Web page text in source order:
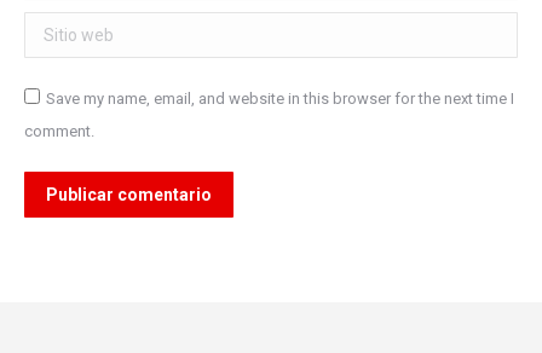
Sitio web
Save my name, email, and website in this browser for the next time I
comment.
Publicar comentario